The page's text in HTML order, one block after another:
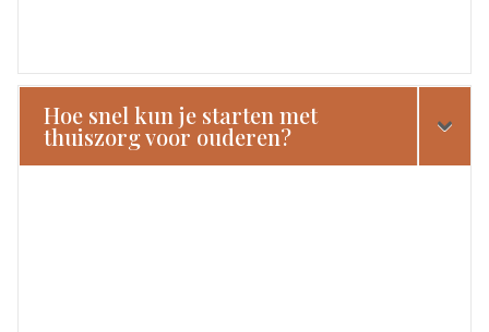
Hoe snel kun je starten met
thuiszorg voor ouderen?